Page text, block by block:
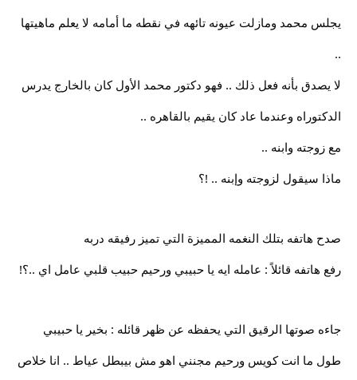
يجلس محمد ومازلت عيونه تائهه في نقطه ما أمامه لا يعلم ماهيتها
..
لا يصدق بأنه فعل ذلك .. فهو دكتور محمد الأول كان بالخارج يدرس
الدكتوراه وعندما عاد كان يقيم بالقاهره ..
مع زوجته وابنه ..
ماذا سيقول لزوجته وإبنه .. !؟
صدح هاتفه بتلك النغمه المميزة التي تميز رفيقه دربه
رفع هاتفه قائلاً : عامله ايه يا حبيبي ورحيم حبيب قلبي عامل اي ..؟!
جاءه صوتها الرقيق التي يحفظه عن ظهر قائله : بخير يا حبيبي
طول ما انت كويس ورحيم مجنني اهو مش بيبطل عياط .. انا خلاص